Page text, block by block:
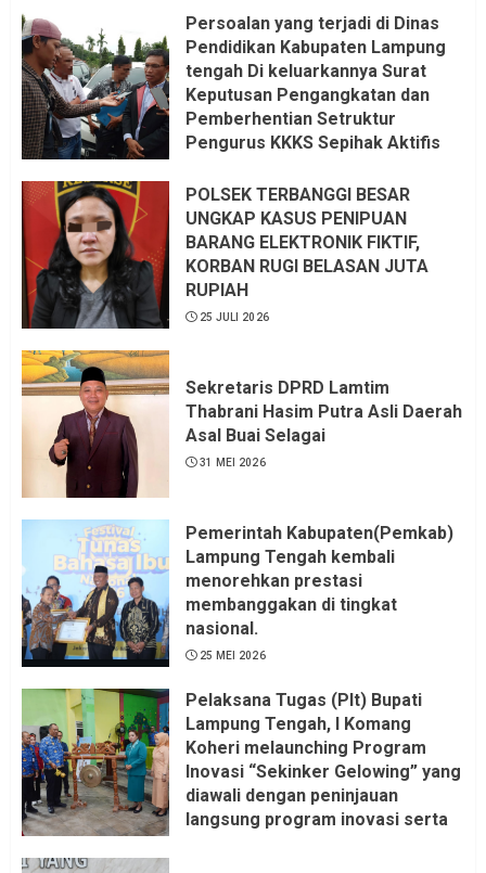
Persoalan yang terjadi di Dinas
Pendidikan Kabupaten Lampung
tengah Di keluarkannya Surat
Keputusan Pengangkatan dan
Pemberhentian Setruktur
Pengurus KKKS Sepihak Aktifis
Sangat menantang Aturan dan
Dapat saya pastikan penuh Unsur
KKN, dan Unsur Politik.
6 AGUSTUS 2026
POLSEK TERBANGGI BESAR
UNGKAP KASUS PENIPUAN
BARANG ELEKTRONIK FIKTIF,
KORBAN RUGI BELASAN JUTA
RUPIAH
25 JULI 2026
Sekretaris DPRD Lamtim
Thabrani Hasim Putra Asli Daerah
Asal Buai Selagai
31 MEI 2026
Pemerintah Kabupaten(Pemkab)
Lampung Tengah kembali
menorehkan prestasi
membanggakan di tingkat
nasional.
25 MEI 2026
Pelaksana Tugas (Plt) Bupati
Lampung Tengah, I Komang
Koheri melaunching Program
Inovasi “Sekinker Gelowing” yang
diawali dengan peninjauan
langsung program inovasi serta